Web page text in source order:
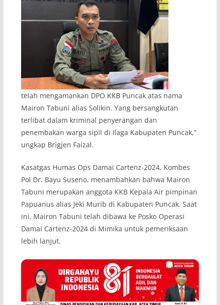
telah mengamankan DPO KKB Puncak atas nama
Mairon Tabuni alias Solikin. Yang bersangkutan
terlibat dalam kriminal penyerangan dan
penembakan warga sipil di Ilaga Kabupaten Puncak,”
ungkap Brigjen Faizal.
Kasatgas Humas Ops Damai Cartenz-2024, Kombes
Pol Dr. Bayu Suseno, menambahkan bahwa Mairon
Tabuni merupakan anggota KKB Kepala Air pimpinan
Papuanus alias Jeki Murib di Kabupaten Puncak. Saat
ini, Mairon Tabuni telah dibawa ke Posko Operasi
Damai Cartenz-2024 di Mimika untuk pemeriksaan
lebih lanjut.